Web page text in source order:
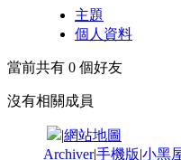
主題
個人資料
當前共有 0 個好友
沒有相關成員
|網站地圖
Archiver|手機版|小黑